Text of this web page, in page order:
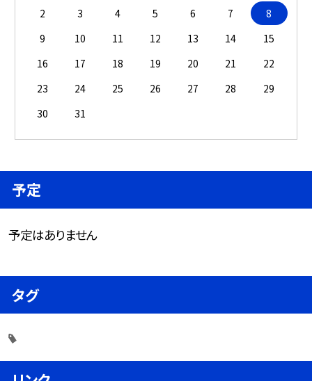
2
3 4 5 6 7
8
9
10 11 12 13 14
15
16
17 18 19 20 21
22
23
24 25 26 27 28
29
30
31
予定
予定はありません
タグ